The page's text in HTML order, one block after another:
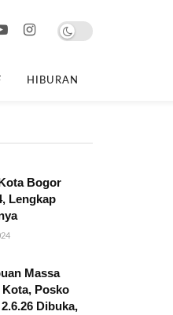
HIBURAN
Bogor
Lengkap
Massa
Posko
Dibuka,